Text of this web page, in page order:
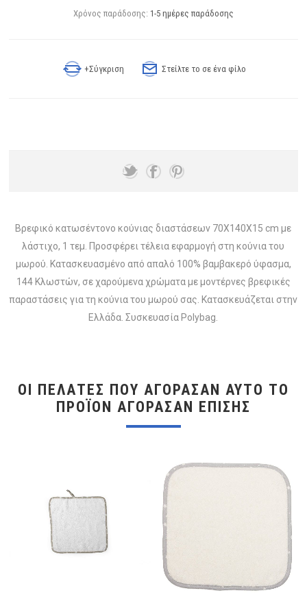
Χρόνος παράδοσης: 1-5 ημέρες παράδοσης
+Σύγκριση Στείλτε το σε ένα φίλο
Βρεφικό κατωσέντονο κούνιας διαστάσεων 70Χ140Χ15 cm με
λάστιχο, 1 τεμ. Προσφέρει τέλεια εφαρμογή στη κούνια του
μωρού. Κατασκευασμένο από απαλό 100% βαμβακερό ύφασμα,
144 Κλωστών, σε χαρούμενα χρώματα με μοντέρνες βρεφικές
παραστάσεις για τη κούνια του μωρού σας. Κατασκευάζεται στην
Ελλάδα. Συσκευασία Polybag.
ΟΙ ΠΕΛΆΤΕΣ ΠΟΥ ΑΓΌΡΑΣΑΝ ΑΥΤΌ ΤΟ
ΠΡΟΪΌΝ ΑΓΌΡΑΣΑΝ ΕΠΊΣΗΣ